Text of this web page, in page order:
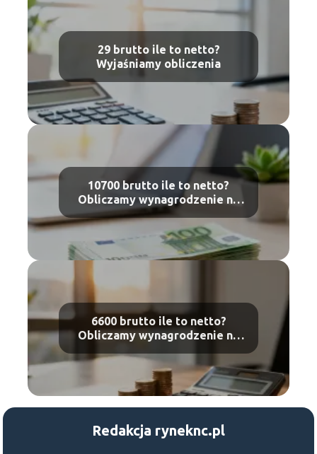
29 brutto ile to netto?
Wyjaśniamy obliczenia
10700 brutto ile to netto?
Obliczamy wynagrodzenie na
rękę
6600 brutto ile to netto?
Obliczamy wynagrodzenie na
Redakcja ryneknc.pl